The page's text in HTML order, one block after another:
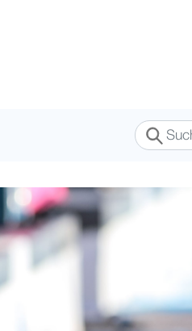
Suchen